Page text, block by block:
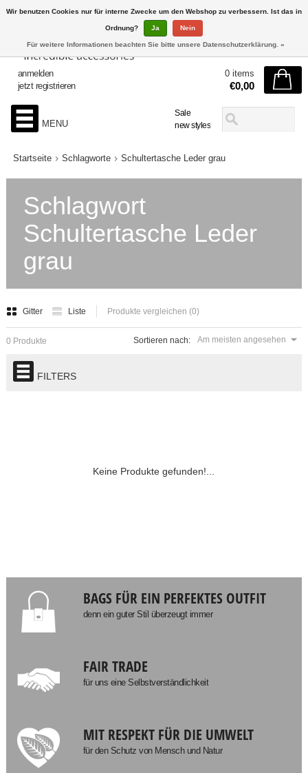
Sale
new styles
anmelden
jetzt registrieren
0 items
€0,00
MENU
Startseite Schlagworte Schultertasche Leder grau
Schlagwort
Schultertasche Leder
grau
Gitter Liste Produkte vergleichen (0)
Sortieren nach: Am meisten angesehen
0 Produkte
FILTERS
Keine Produkte gefunden!...
BAGS FÜR EIN PERFEKTES OUTFIT
denn ein guter Stil überzeugt immer
FAIR TRADE
für uns eine Selbstverständlichkeit
MIT RESPEKT FÜR DIE UMWELT
für den Schutz von Mensch und Natur
Wir benutzen Cookies nur für interne Zwecke um den Webshop zu verbessern. Ist das in
Ordnung? Ja Nein
Für weitere Informationen beachten Sie bitte unsere Datenschutzerklärung. »